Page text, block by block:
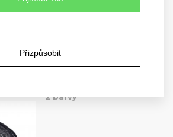
Přizpůsobitarmy mesh
4038
2 barvy